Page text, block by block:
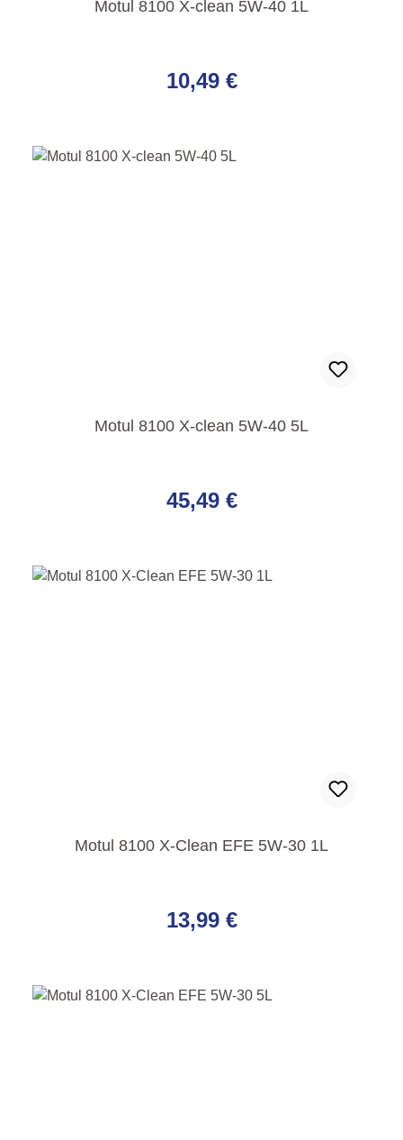
Motul 8100 X-clean 5W-40 1L
10,49 €
Motul 8100 X-clean 5W-40 5L
45,49 €
Motul 8100 X-Clean EFE 5W-30 1L
13,99 €